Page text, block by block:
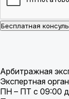
Бесплатная
Арбитражная
Экспертная
ПН – ПТ с 09:00